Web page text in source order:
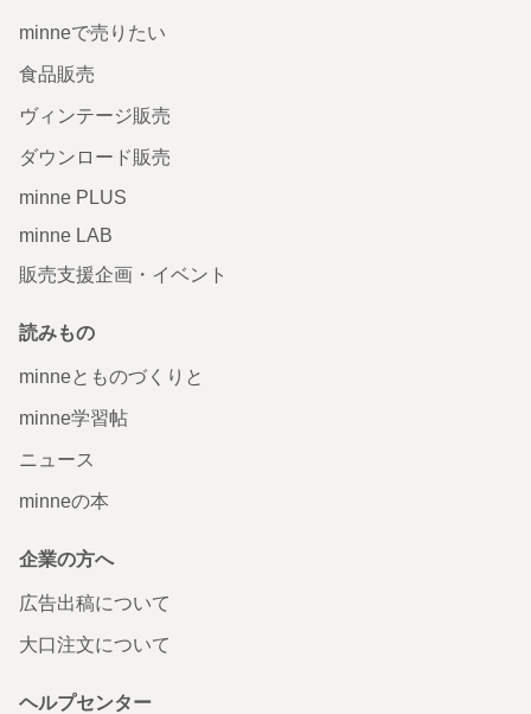
minneで売りたい
食品販売
ヴィンテージ販売
ダウンロード販売
minne PLUS
minne LAB
販売支援企画・イベント
読みもの
minneとものづくりと
minne学習帖
ニュース
minneの本
企業の方へ
広告出稿について
大口注文について
ヘルプセンター